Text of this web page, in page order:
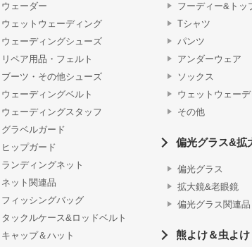
ウェーダー
ウェットウェーディング
ウェーディングシューズ
リペア用品・フェルト
ブーツ・その他シューズ
ウェーディングベルト
ウェーディングスタッフ
グラベルガード
ヒップガード
ランディングネット
ネット関連品
フィッシングバッグ
タックルケース&ロッドベルト
キャップ＆ハット
フーディー&トッ
Tシャツ
パンツ
アンダーウェア
ソックス
ウェットウェー
その他
偏光グラス&拡
偏光グラス
拡大鏡&老眼鏡
偏光グラス関連品
熊よけ＆虫よけ